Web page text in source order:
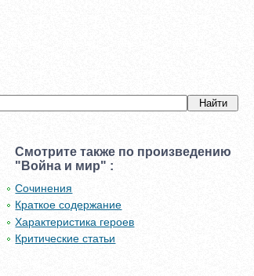
Смотрите также по произведению
"Война и мир" :
Сочинения
Краткое содержание
Характеристика героев
Критические статьи